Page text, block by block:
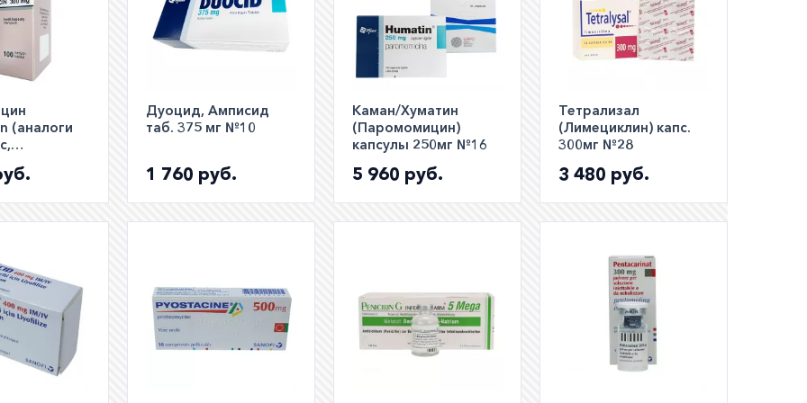
(аналоги
капс.
Дуоцид, Амписид
таб. 375 мг №10
1 760 руб.
Каман/Хуматин
(Паромомицин)
капсулы 250мг №16
5 960 руб.
Тетрализал
(Лимециклин) капс.
300мг №28
3 480 руб.